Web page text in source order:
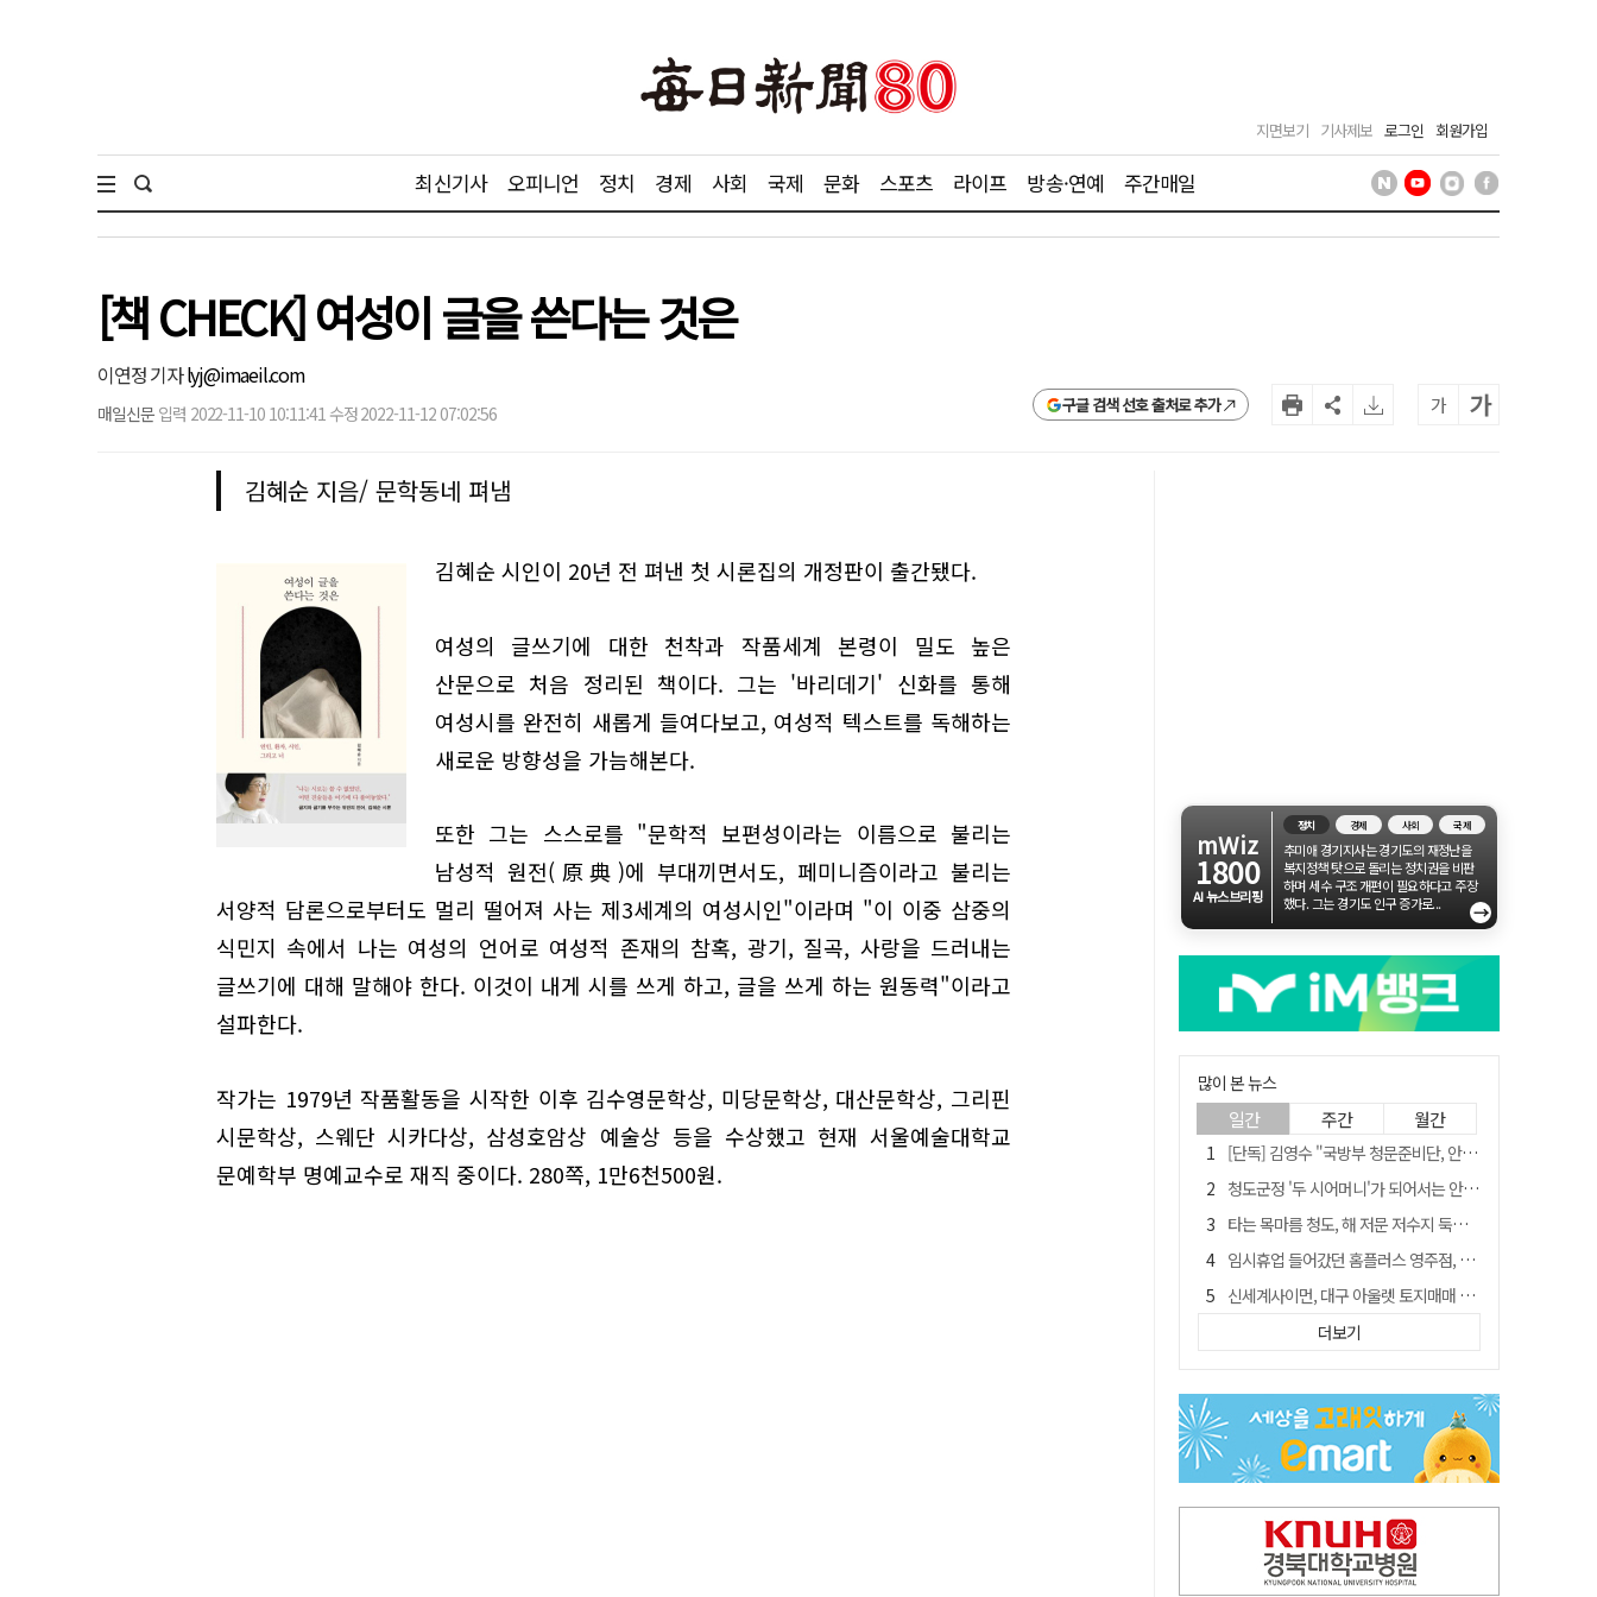
지면보기 기사제보 로그인 회원가입
최신기사 오피니언 정치 경제 사회 국제 문화 스포츠 라이프 방송·연예 주간매일
[책 CHECK] 여성이 글을 쓴다는 것은
이연정 기자lyj@imaeil.com
매일신문 입력 2022-11-10 10:11:41 수정 2022-11-12 07:02:56 구글 검색 선호 출처로 추가 가 가
김혜순 지음/ 문학동네 펴냄
김혜순 시인이 20년 전 펴낸 첫 시론집의 개정판이 출간됐다.
여성의 글쓰기에 대한 천착과 작품세계 본령이 밀도 높은
산문으로 처음 정리된 책이다. 그는 '바리데기' 신화를 통해
여성시를 완전히 새롭게 들여다보고, 여성적 텍스트를 독해하는
새로운 방향성을 가늠해본다.
또한 그는 스스로를 "문학적 보편성이라는 이름으로 불리는
남성적 원전(原典)에 부대끼면서도, 페미니즘이라고 불리는
서양적 담론으로부터도 멀리 떨어져 사는 제3세계의 여성시인"이라며 "이 이중 삼중의
식민지 속에서 나는 여성의 언어로 여성적 존재의 참혹, 광기, 질곡, 사랑을 드러내는
글쓰기에 대해 말해야 한다. 이것이 내게 시를 쓰게 하고, 글을 쓰게 하는 원동력"이라고
설파한다.
작가는 1979년 작품활동을 시작한 이후 김수영문학상, 미당문학상, 대산문학상, 그리핀
시문학상, 스웨단 시카다상, 삼성호암상 예술상 등을 수상했고 현재 서울예술대학교
문예학부 명예교수로 재직 중이다. 280쪽, 1만6천500원.
mWiz
1800
AI 뉴스브리핑
정치 경제 사회 국제
추미애 경기지사는 경기도의 재정난을
복지정책 탓으로 돌리는 정치권을 비판
하며 세수 구조 개편이 필요하다고 주장
했다. 그는 경기도 인구 증가로...
→
많이 본 뉴스
일간 주간 월간
[단독] 김영수 "국방부 청문준비단, 안규백 탈영 알고있었다"
청도군정 '두 시어머니'가 되어서는 안된다
타는 목마름 청도, 해 저문 저수지 둑에 군수가 서 있었다
임시휴업 들어갔던 홈플러스 영주점, 7일 영업 재개…지하 1층만 운영
신세계사이먼, 대구 아울렛 토지매매 계약 체결… 사업 본궤도
SK하이닉스, 주당 375원 분기 배당 공시…"3분기 중 주주환원 방안 확정"
이의준 전 경북도 새마을봉사과장, 제28대 울릉군 부군수 취임
外人 한 달 새 8000억 담았는데…LG이노텍 목표주가는 왜 엇갈릴까
정청래, 靑 겨냥... "신천지·레버리지·호남 반도체 겁박 사과하라"
더보기